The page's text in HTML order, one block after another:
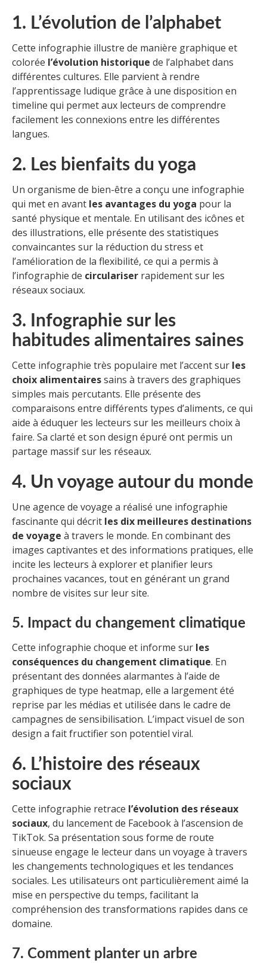
1. L’évolution de l’alphabet
Cette infographie illustre de manière graphique et
colorée l’évolution historique de l’alphabet dans
différentes cultures. Elle parvient à rendre
l’apprentissage ludique grâce à une disposition en
timeline qui permet aux lecteurs de comprendre
facilement les connexions entre les différentes
langues.
2. Les bienfaits du yoga
Un organisme de bien-être a conçu une infographie
qui met en avant les avantages du yoga pour la
santé physique et mentale. En utilisant des icônes et
des illustrations, elle présente des statistiques
convaincantes sur la réduction du stress et
l’amélioration de la flexibilité, ce qui a permis à
l’infographie de circulariser rapidement sur les
réseaux sociaux.
3. Infographie sur les
habitudes alimentaires saines
Cette infographie très populaire met l’accent sur les
choix alimentairessains à travers des graphiques
simples mais percutants. Elle présente des
comparaisons entre différents types d’aliments, ce qui
aide à éduquer les lecteurs sur les meilleurs choix à
faire. Sa clarté et son design épuré ont permis un
partage massif sur les réseaux.
4. Un voyage autour du monde
Une agence de voyage a réalisé une infographie
fascinante qui décrit les dix meilleures destinations
de voyage à travers le monde. En combinant des
images captivantes et des informations pratiques, elle
incite les lecteurs à explorer et planifier leurs
prochaines vacances, tout en générant un grand
nombre de visites sur leur site.
5. Impact du changement climatique
Cette infographie choque et informe sur les
conséquences du changement climatique. En
présentant des données alarmantes à l’aide de
graphiques de type heatmap, elle a largement été
reprise par les médias et utilisée dans le cadre de
campagnes de sensibilisation. L’impact visuel de son
design a fait fructifier son potentiel viral.
6. L’histoire des réseaux
sociaux
Cette infographie retrace l’évolution des réseaux
sociaux, du lancement de Facebook à l’ascension de
TikTok. Sa présentation sous forme de route
sinueuse engage le lecteur dans un voyage à travers
les changements technologiques et les tendances
sociales. Les utilisateurs ont particulièrement aimé la
mise en perspective du temps, facilitant la
compréhension des transformations rapides dans ce
domaine.
7. Comment planter un arbre